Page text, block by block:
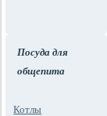
Посуда для
общепита
Котлы